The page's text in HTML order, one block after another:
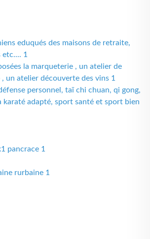
eduqués des maisons de retraite,
1
la marqueterie , un atelier de
un atelier découverte des vins 1
personnel, taï chi chuan, qi gong,
karaté adapté, sport santé et sport bien
pancrace 1
rurbaine 1